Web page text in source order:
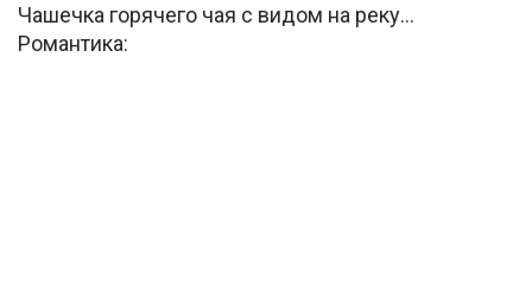
Чашечка горячего чая с видом на реку…
Романтика: